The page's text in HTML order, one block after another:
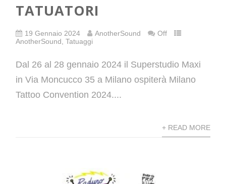
TATUATORI
19 Gennaio 2024 AnotherSound
Off
AnotherSound ,Tatuaggi
Dal 26 al 28 gennaio 2024 il Superstudio Maxi
in Via Moncucco 35 a Milano ospiterà Milano
Tattoo Convention 2024....
+ READ MORE